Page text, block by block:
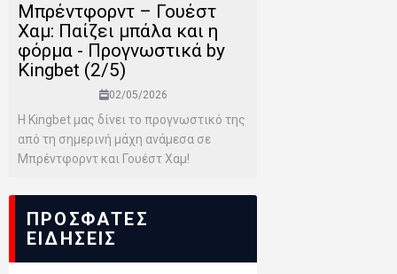
Μπρέντφορντ – Γουέστ
Χαμ: Παίζει μπάλα και η
φόρμα - Προγνωστικά by
Kingbet (2/5)
02/05/2026
Η Kingbet μας δίνει το προγνωστικό της
από τη σημερινή μάχη ανάμεσα σε
Μπρέντφορντ και Γουέστ Χαμ!
ΠΡΟΣΦΑΤΕΣ
ΕΙΔΗΣΕΙΣ